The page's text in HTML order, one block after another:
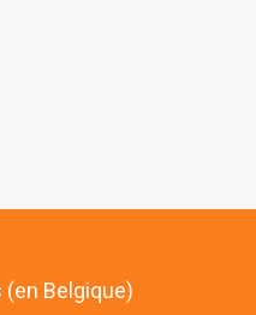
(en Belgique)